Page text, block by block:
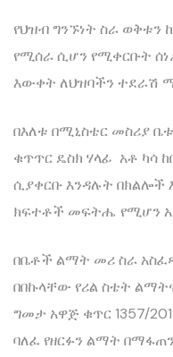
የህዝብ ግንኙነት ስራ
የሚሰራ ሲሆን የሚቀርቡት
እውቀት ለህዝባችን ተደራሽ
በእለቱ በሚኒስቴር መስሪያ
ቁጥጥር ዴስክ ሃላፊ አቶ ካሳ
ሲያቀርቡ እንዳሉት
ክፍተቶች መፍትሔ የሚሆን
በቤቶች ልማት መሪ ስራ
በበኩላቸው የሪል ስቴት
ግመታ አዋጅ ቁጥር 1357/
ባለፈ የዘርፉን ልማት